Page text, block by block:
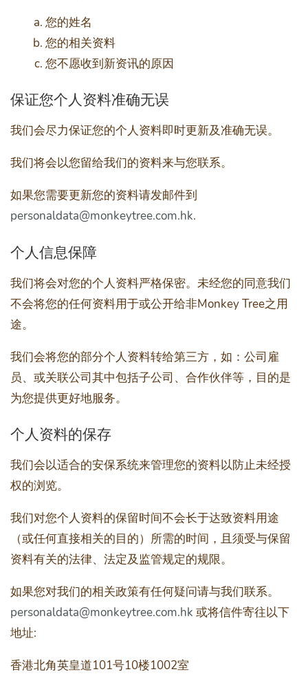
您的姓名
您的相关资料
您不愿收到新资讯的原因
保证您个人资料准确无误
我们会尽力保证您的个人资料即时更新及准确无误。
我们将会以您留给我们的资料来与您联系。
如果您需要更新您的资料请发邮件到
personaldata@monkeytree.com.hk.
个人信息保障
我们将会对您的个人资料严格保密。未经您的同意我们
不会将您的任何资料用于或公开给非Monkey Tree之用
途。
我们会将您的部分个人资料转给第三方，如：公司雇
员、或关联公司其中包括子公司、合作伙伴等，目的是
为您提供更好地服务。
个人资料的保存
我们会以适合的安保系统来管理您的资料以防止未经授
权的浏览。
我们对您个人资料的保留时间不会长于达致资料用途
（或任何直接相关的目的）所需的时间，且须受与保留
资料有关的法律、法定及监管规定的规限。
如果您对我们的相关政策有任何疑问请与我们联系。
personaldata@monkeytree.com.hk 或将信件寄往以下
地址:
香港北角英皇道101号10楼1002室